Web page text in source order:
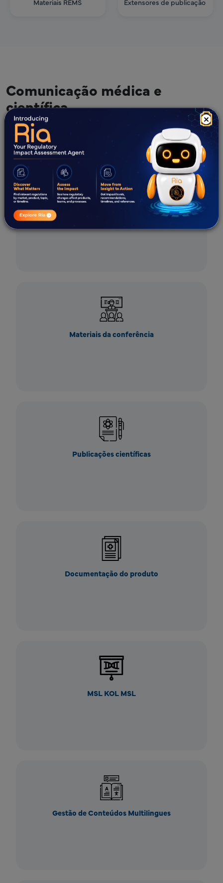
×
Materiais REMS Extensores de publicação
Comunicação médica e
científica
Experiência Vantagens
Materiais da conferência
Publicações científicas
Documentação do produto
MSL KOL MSL
Gestão de Conteúdos Multilingues